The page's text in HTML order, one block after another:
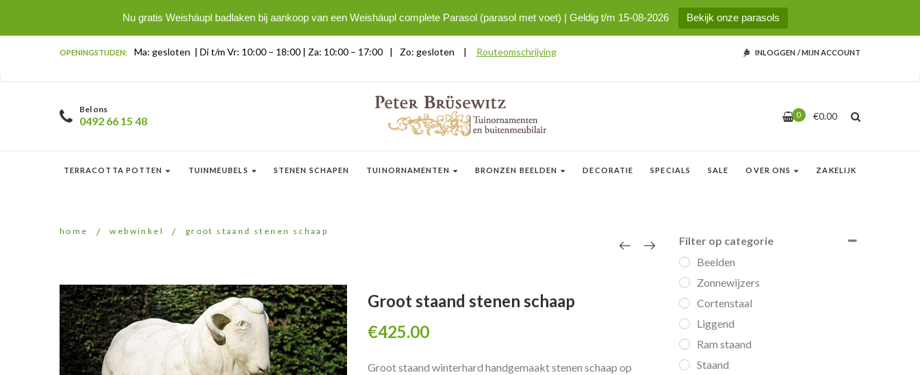
Nu gratis Weishäupl badlaken bij aankoop van een Weishäupl complete Parasol (parasol met voet) | Geldig t/m 15-08-2026 Bekijk onze parasols
OPENINGSTIJDEN: Ma: gesloten | Di t/m Vr: 10:00 – 18:00 | Za: 10:00 – 17:00 | Zo: gesloten | Routeomschrijving INLOGGEN /MIJN ACCOUNT
Bel ons
0492 66 15 48 0 €0.00
TERRACOTTA POTTEN TUINMEUBELS STENEN SCHAPEN TUINORNAMENTEN BRONZEN BEELDEN DECORATIE SPECIALS SALE OVER ONS ZAKELIJK
home / webwinkel / groot staand stenen schaap
Groot staand stenen schaap
€425.00
Groot staand winterhard handgemaakt stenen schaap op
Filter op categorie
Beelden
Zonnewijzers
Cortenstaal
Liggend
Ram staand
Staand